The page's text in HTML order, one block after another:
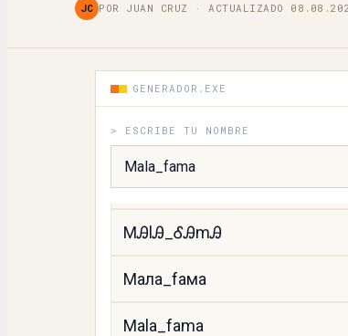
JC POR JUAN CRUZ · ACTUALIZADO
GENERADOR.EXE
> ESCRIBE TU NOMBRE
ꁒala_fama
ꂵala_fama
MคՆค_Բคɱค
𝙼𝚊𝚕𝚊_𝚏𝚊𝚖𝚊
MᎯlᎯ_ᎴᎯmᎯ
Мала_fама
Mala_fama